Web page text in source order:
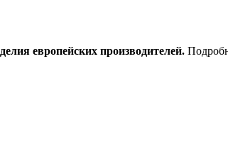
европейских производителей.